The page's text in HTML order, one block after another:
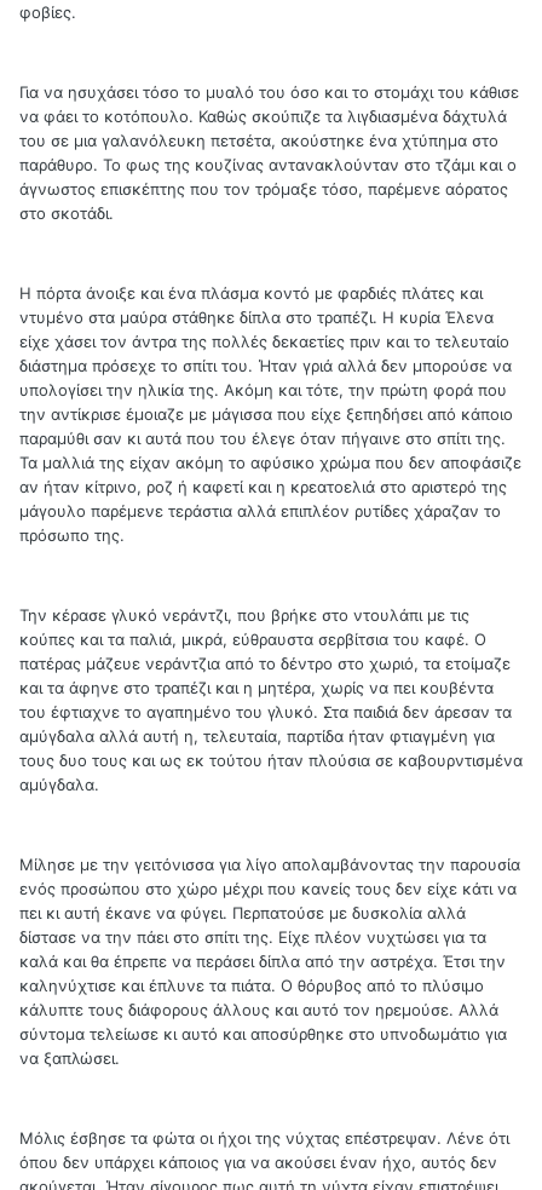
φοβίες.
Για να ησυχάσει τόσο το μυαλό του όσο και το στομάχι του κάθισε
να φάει το κοτόπουλο. Καθώς σκούπιζε τα λιγδιασμένα δάχτυλά
του σε μια γαλανόλευκη πετσέτα, ακούστηκε ένα χτύπημα στο
παράθυρο. Το φως της κουζίνας αντανακλούνταν στο τζάμι και ο
άγνωστος επισκέπτης που τον τρόμαξε τόσο, παρέμενε αόρατος
στο σκοτάδι.
Η πόρτα άνοιξε και ένα πλάσμα κοντό με φαρδιές πλάτες και
ντυμένο στα μαύρα στάθηκε δίπλα στο τραπέζι. Η κυρία Έλενα
είχε χάσει τον άντρα της πολλές δεκαετίες πριν και το τελευταίο
διάστημα πρόσεχε το σπίτι του. Ήταν γριά αλλά δεν μπορούσε να
υπολογίσει την ηλικία της. Ακόμη και τότε, την πρώτη φορά που
την αντίκρισε έμοιαζε με μάγισσα που είχε ξεπηδήσει από κάποιο
παραμύθι σαν κι αυτά που του έλεγε όταν πήγαινε στο σπίτι της.
Τα μαλλιά της είχαν ακόμη το αφύσικο χρώμα που δεν αποφάσιζε
αν ήταν κίτρινο, ροζ ή καφετί και η κρεατοελιά στο αριστερό της
μάγουλο παρέμενε τεράστια αλλά επιπλέον ρυτίδες χάραζαν το
πρόσωπο της.
Την κέρασε γλυκό νεράντζι, που βρήκε στο ντουλάπι με τις
κούπες και τα παλιά, μικρά, εύθραυστα σερβίτσια του καφέ. Ο
πατέρας μάζευε νεράντζια από το δέντρο στο χωριό, τα ετοίμαζε
και τα άφηνε στο τραπέζι και η μητέρα, χωρίς να πει κουβέντα
του έφτιαχνε το αγαπημένο του γλυκό. Στα παιδιά δεν άρεσαν τα
αμύγδαλα αλλά αυτή η, τελευταία, παρτίδα ήταν φτιαγμένη για
τους δυο τους και ως εκ τούτου ήταν πλούσια σε καβουρντισμένα
αμύγδαλα.
Μίλησε με την γειτόνισσα για λίγο απολαμβάνοντας την παρουσία
ενός προσώπου στο χώρο μέχρι που κανείς τους δεν είχε κάτι να
πει κι αυτή έκανε να φύγει. Περπατούσε με δυσκολία αλλά
δίστασε να την πάει στο σπίτι της. Είχε πλέον νυχτώσει για τα
καλά και θα έπρεπε να περάσει δίπλα από την αστρέχα. Έτσι την
καληνύχτισε και έπλυνε τα πιάτα. Ο θόρυβος από το πλύσιμο
κάλυπτε τους διάφορους άλλους και αυτό τον ηρεμούσε. Αλλά
σύντομα τελείωσε κι αυτό και αποσύρθηκε στο υπνοδωμάτιο για
να ξαπλώσει.
Μόλις έσβησε τα φώτα οι ήχοι της νύχτας επέστρεψαν. Λένε ότι
όπου δεν υπάρχει κάποιος για να ακούσει έναν ήχο, αυτός δεν